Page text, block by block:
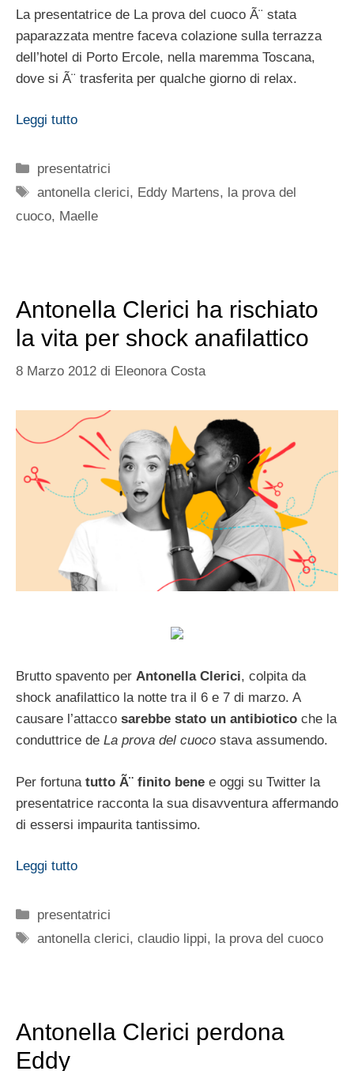
La presentatrice de La prova del cuoco Ã¨ stata
paparazzata mentre faceva colazione sulla terrazza
dell’hotel di Porto Ercole, nella maremma Toscana,
dove si Ã¨ trasferita per qualche giorno di relax.
Leggi tutto
Categorie
presentatrici
Tag
antonella clerici, Eddy Martens, la prova del
cuoco, Maelle
Antonella Clerici ha rischiato
la vita per shock anafilattico
8 Marzo 2012 di Eleonora Costa
Brutto spavento per Antonella Clerici, colpita da
shock anafilattico la notte tra il 6 e 7 di marzo. A
causare l’attacco sarebbe stato un antibiotico che la
conduttrice de La prova del cuoco stava assumendo.
Per fortuna tutto Ã¨ finito bene e oggi su Twitter la
presentatrice racconta la sua disavventura affermando
di essersi impaurita tantissimo.
Leggi tutto
Categorie
presentatrici
Tag
antonella clerici,claudio lippi, la prova del cuoco
Antonella Clerici perdona
Eddy